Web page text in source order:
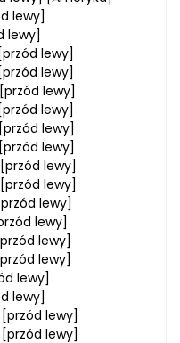
lewy]
lewy]
lewy]
lewy]
[przód lewy]
lewy]
[przód lewy]
[przód lewy]
[przód lewy]
[przód lewy]
lewy]
lewy]
lewy]
lewy]
lewy]
lewy]
[przód lewy]
[przód lewy]